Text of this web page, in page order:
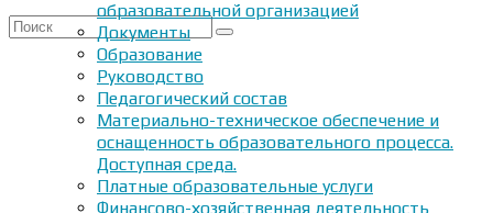
Искать:
образовательной организацией
Документы
Образование
Руководство
Педагогический состав
Материально-техническое обеспечение и
оснащенность образовательного процесса.
Доступная среда.
Платные образовательные услуги
Финансово-хозяйственная деятельность